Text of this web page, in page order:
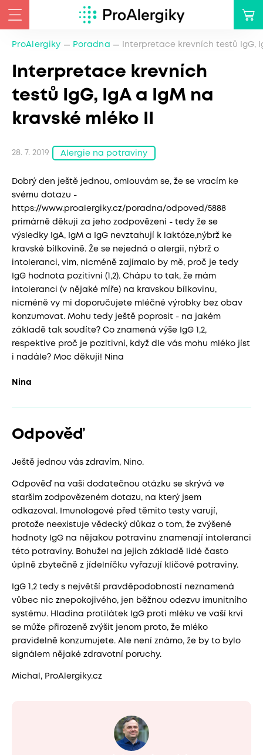
ProAlergiky Poradna Interpretace krevních testů IgG,
Interpretace krevních
testů IgG, IgA a IgM na
kravské mléko II
28. 7. 2019 Alergie na potraviny
Dobrý den ještě jednou, omlouvám se, že se vracím ke
svému dotazu -
https://www.proalergiky.cz/poradna/odpoved/5888
primárně děkuji za jeho zodpovězení - tedy že se
výsledky IgA, IgM a IgG nevztahují k laktóze,nýbrž ke
kravské bílkovině. Že se nejedná o alergii, nýbrž o
intoleranci, vím, nicméně zajímalo by mě, proč je tedy
IgG hodnota pozitivní (1,2). Chápu to tak, že mám
intoleranci (v nějaké míře) na kravskou bílkovinu,
nicméně vy mi doporučujete mléčné výrobky bez obav
konzumovat. Mohu tedy ještě poprosit - na jakém
základě tak soudíte? Co znamená výše IgG 1,2,
respektive proč je pozitivní, když dle vás mohu mléko jíst
i nadále? Moc děkuji! Nina
Nina
Odpověď
Ještě jednou vás zdravím, Nino.
Odpověď na vaši dodatečnou otázku se skrývá ve
starším zodpovězeném dotazu, na který jsem
odkazoval. Imunologové před těmito testy varují,
protože neexistuje vědecký důkaz o tom, že zvýšené
hodnoty IgG na nějakou potravinu znamenají intoleranci
této potraviny. Bohužel na jejich základě lidé často
úplně zbytečně z jídelníčku vyřazují klíčové potraviny.
IgG 1,2 tedy s největší pravděpodobností neznamená
vůbec nic znepokojivého, jen běžnou odezvu imunitního
systému. Hladina protilátek IgG proti mléku ve vaší krvi
se může přirozeně zvýšit jenom proto, že mléko
pravidelně konzumujete. Ale není známo, že by to bylo
signálem nějaké zdravotní poruchy.
Michal, ProAlergiky.cz